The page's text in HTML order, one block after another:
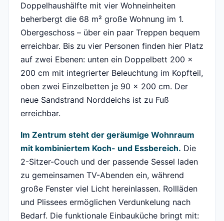
Doppelhaushälfte mit vier Wohneinheiten
beherbergt die 68 m² große Wohnung im 1.
Obergeschoss – über ein paar Treppen bequem
erreichbar. Bis zu vier Personen finden hier Platz
auf zwei Ebenen: unten ein Doppelbett 200 x
200 cm mit integrierter Beleuchtung im Kopfteil,
oben zwei Einzelbetten je 90 x 200 cm. Der
neue Sandstrand Norddeichs ist zu Fuß
erreichbar.
Im Zentrum steht der geräumige Wohnraum
mit kombiniertem Koch- und Essbereich. Die
2-Sitzer-Couch und der passende Sessel laden
zu gemeinsamen TV-Abenden ein, während
große Fenster viel Licht hereinlassen. Rollläden
und Plissees ermöglichen Verdunkelung nach
Bedarf. Die funktionale Einbauküche bringt mit: